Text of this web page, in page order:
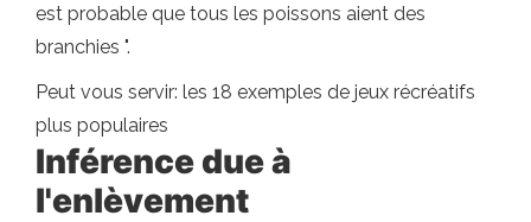
est probable que tous les poissons aient des
branchies ".
Peut vous servir: les 18 exemples de jeux récréatifs
plus populaires
Inférence due à
l'enlèvement